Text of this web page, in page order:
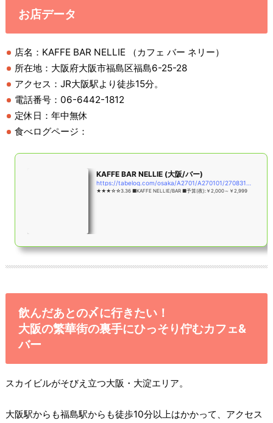
お店データ
店名：KAFFE BAR NELLIE （カフェ バー ネリー）
所在地：大阪府大阪市福島区福島6-25-28
アクセス：JR大阪駅より徒歩15分。
電話番号：06-6442-1812
定休日：年中無休
食べログページ：
KAFFE BAR NELLIE (大阪/バー)
★★★☆☆3.36 ■KAFFE NELLIE/BAR ■予算(夜):￥2,000～￥2,999
飲んだあとの〆に行きたい！
大阪の繁華街の裏手にひっそり佇むカフェ&
バー
スカイビルがそびえ立つ大阪・大淀エリア。
大阪駅からも福島駅からも徒歩10分以上はかかって、アクセス